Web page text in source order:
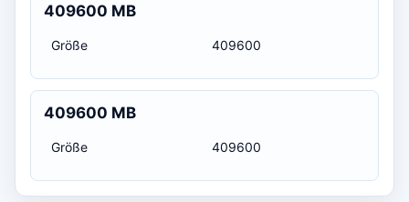
409600 MB
Größe 409600
409600 MB
Größe 409600